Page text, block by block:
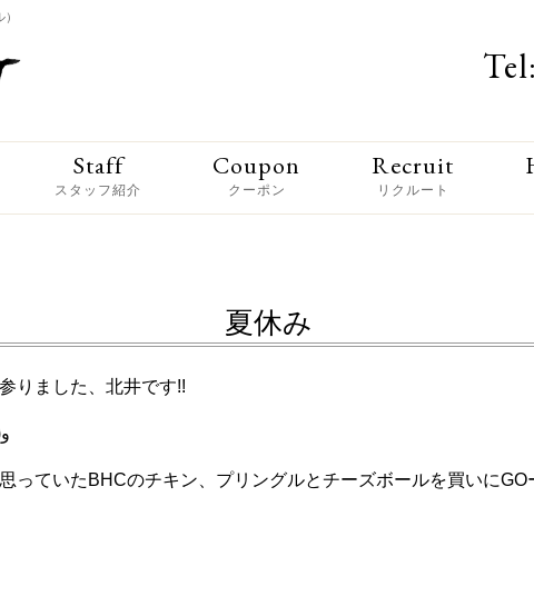
Staff
スタッフ紹介
Coupon
クーポン
Recruit
リクルート
夏休み
りました、北井です!!
今回は、3泊4日で行って来ました٩(ˊᗜˋ*)و
っていたBHCのチキン、プリングルとチーズボールを買いにGO